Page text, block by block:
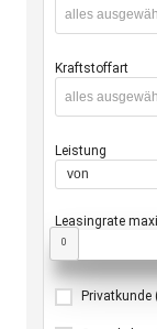
alles
Kraftstoffart
alles
Leistung
Leasingrate
0
Privatkunde